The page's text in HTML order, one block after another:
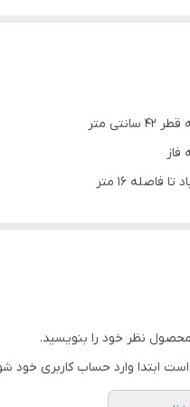
متر
فاصله ۱۶ متر
۳۹
IP66
نظر خود را بنویسید.
است ابتدا وارد حساب کاربری خود